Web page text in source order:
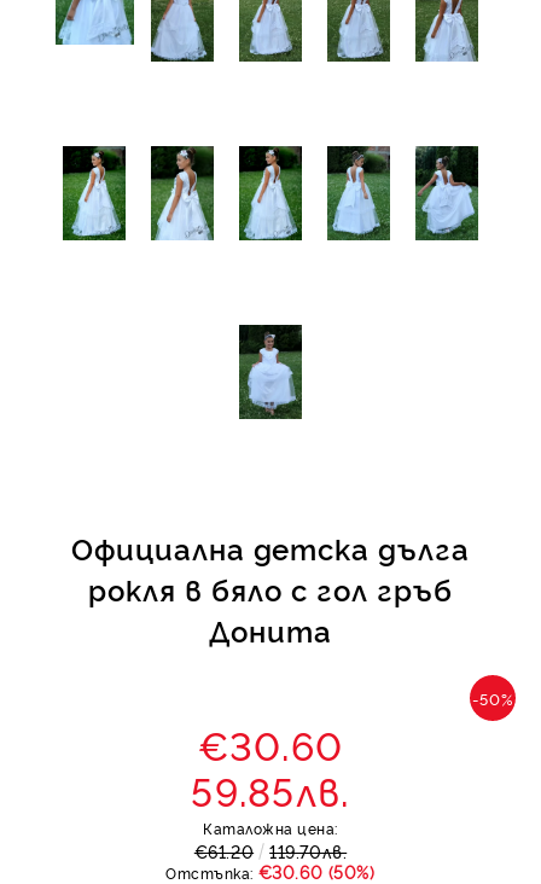
Официална детска дълга
рокля в бяло с гол гръб
Донита
-50%
€30.60
59.85лв.
Каталожна цена:
€61.20 119.70лв.
Отстъпка: €30.60 (50%)